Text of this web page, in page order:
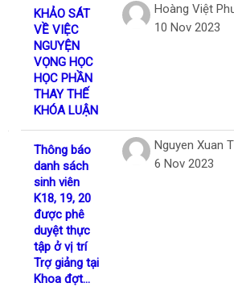
KHẢO SÁT
VỀ VIỆC
NGUYỆN
VỌNG HỌC
HỌC PHẦN
THAY THẾ
KHÓA LUẬN
Hoàng Việt
10 Nov 2023
Thông báo
danh sách
sinh viên
K18, 19, 20
được phê
duyệt thực
tập ở vị trí
Trợ giảng tại
Khoa đợt...
Nguyen Xuan
6 Nov 2023